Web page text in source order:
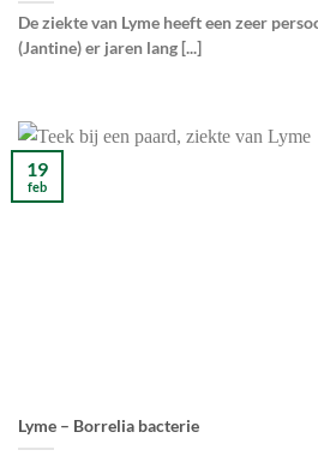
De ziekte van Lyme heeft een zeer
(Jantine) er jaren lang [...]
Lyme – Borrelia bacterie
19
feb